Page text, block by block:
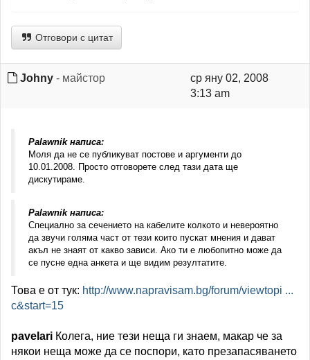
Отговори с цитат
Johny - майстор
ср яну 02, 2008
3:13 am
Palawnik написа:
Моля да не се публикуват постове и аргументи до
10.01.2008. Просто отговорете след тази дата ще
дискутираме.
Palawnik написа:
Специално за сечението на кабелите колкото и невероятно
да звучи голяма част от тези които пускат мнения и дават
акъл не знаят от какво зависи. Ако ти е любопитно може да
се пусне една анкета и ще видим резултатите.
Това е от тук: http://www.napravisam.bg/forum/viewtopi ...
c&start=15
pavelari Колега, ние тези неща ги знаем, макар че за
някои неща може да се поспори, като презапасяването